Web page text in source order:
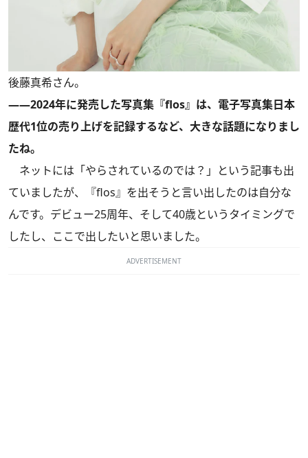
後藤真希さん。
――2024年に発売した写真集『flos』は、電子写真集日本
歴代1位の売り上げを記録するなど、大きな話題になりまし
たね。
ネットには「やらされているのでは？」という記事も出
ていましたが、『flos』を出そうと言い出したのは自分な
んです。デビュー25周年、そして40歳というタイミングで
したし、ここで出したいと思いました。
ADVERTISEMENT